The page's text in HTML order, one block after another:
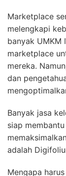
Marketplace
melengkapi
banyak UMKM
marketplace
mereka.
dan
Banyak jasa
siap
adalah
Mengapa